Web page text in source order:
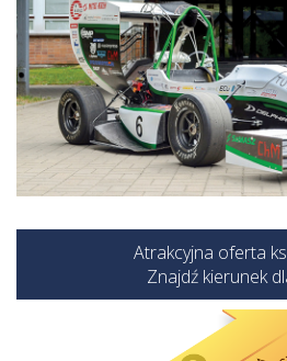
Atrakcyjna oferta
Znajdź kierunek